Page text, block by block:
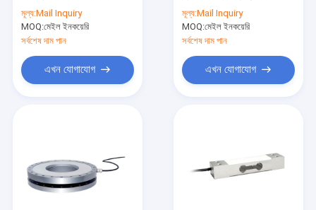
মূল্য:Mail Inquiry
MOQ:মেইল ইনকয়েরি
সর্বশেষ দাম পান
এখন যোগাযোগ
সেল এম্প্লিফায়ার
মূল্য:Mail Inquiry
MOQ:মেইল ইনকয়েরি
সর্বশেষ দাম পান
এখন যোগাযোগ